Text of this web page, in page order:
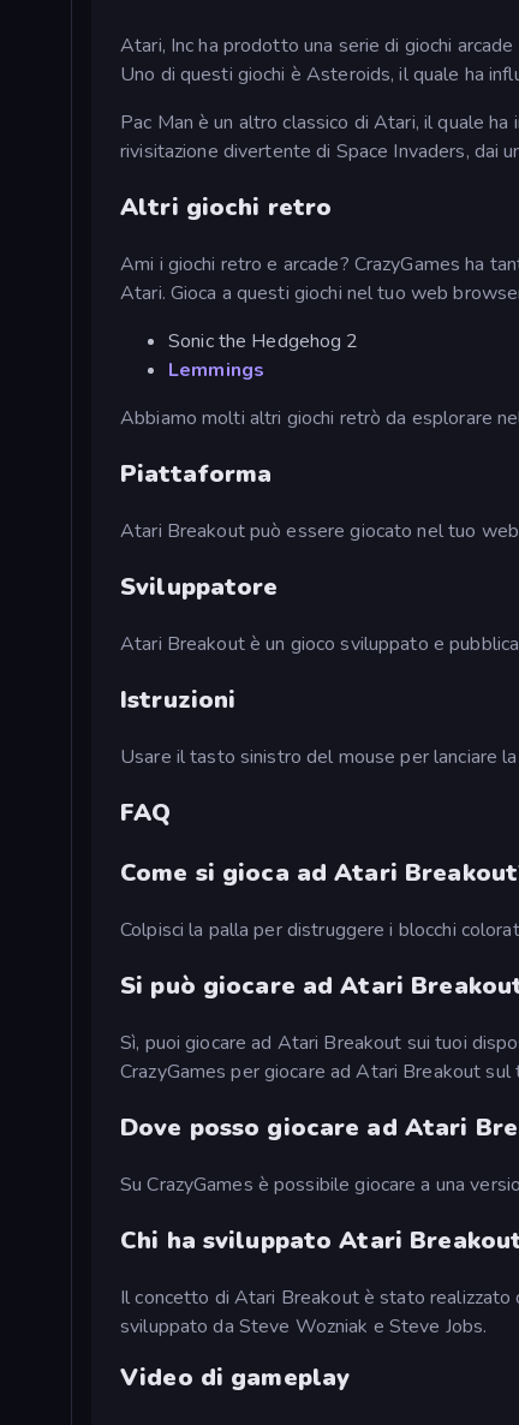
Atari, Inc ha prodotto una serie di giochi
Uno di questi giochi è Asteroids, il quale ha
Pac Man è un altro classico di Atari, il quale
rivisitazione divertente di Space Invaders, dai
Altri giochi retro
Ami i giochi retro e arcade? CrazyGames ha
Atari. Gioca a questi giochi nel tuo web
Sonic the Hedgehog 2
Lemmings
Abbiamo molti altri giochi retrò da esplorare
Piattaforma
Atari Breakout può essere giocato nel tuo
Sviluppatore
Atari Breakout è un gioco sviluppato e
Istruzioni
Usare il tasto sinistro del mouse per lanciare
FAQ
Come si gioca ad Atari
Colpisci la palla per distruggere i blocchi
Si può giocare ad Atari
Sì, puoi giocare ad Atari Breakout sui tuoi
CrazyGames per giocare ad Atari Breakout sul
Dove posso giocare ad Atari
Su CrazyGames è possibile giocare a una
Chi ha sviluppato Atari
Il concetto di Atari Breakout è stato
sviluppato da Steve Wozniak e Steve Jobs.
Video di gameplay